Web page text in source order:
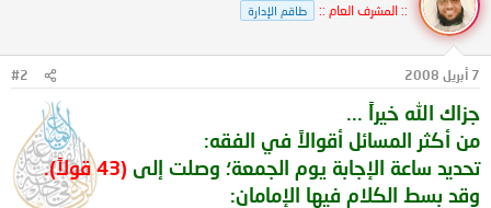
:: المشرف العام :: طاقم الإدارة
7 أبريل 2008 #2
جزاك الله خيراً ...
من أكثر المسائل أقوالاً في الفقه:
تحديد ساعة الإجابة يوم الجمعة؛ وصلت إلى (43 قولاً).
وقد بسط الكلام فيها الإمامان: